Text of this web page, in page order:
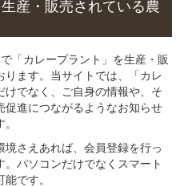
生産・販売されている 農
「カレープラント」を生産・販
ます。当サイトでは、「カレ
でなく、ご自身の情報や、そ
進につながるようなお知らせ
さえあれば、会員登録を行っ
パソコンだけでなくスマート
です。